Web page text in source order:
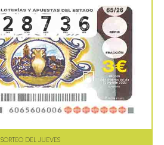
SORTEO DEL JUEVES